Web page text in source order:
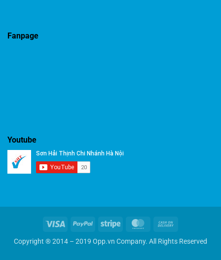
Fanpage
Youtube
Visa PayPal Stripe MasterCard
Delivery
Copyright ® 2014 – 2019 Opp.vn Company. All Rights Reserved